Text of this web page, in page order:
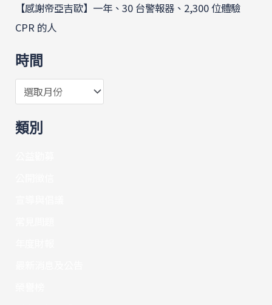
【感謝帝亞吉歐】一年、30 台警報器、2,300 位體驗
CPR 的人
時間
類別